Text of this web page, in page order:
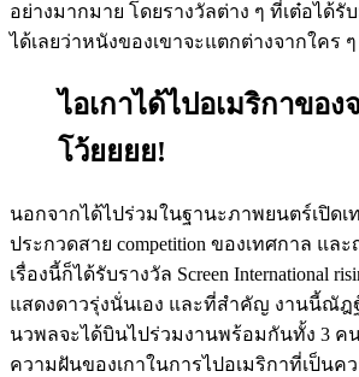
อย่างมากมาย โดยรางวัลต่าง ๆ ที่เต๋อได้
ได้เลยว่าหนังของเขาจะแตกต่างจากใคร
ไอเกาได้ไปอเมริกาของ
โว้ยยยย!
นอกจากได้ไปร่วมในฐานะภาพยนตร์เปิดเ
ประกวดสาย competition ของเทศกาล แล
เรื่องนี้ก็ได้รับรางวัล Screen International
แสดงดาวรุ่งนั่นเอง และที่สำคัญ งานนี้ณัฎ
นวพลจะได้บินไปร่วมงานพร้อมกันทั้ง 3 ค
ความฝันของเกาในการไปอเมริกาที่เป็นค